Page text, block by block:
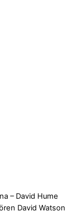
– David Hume
David Watson